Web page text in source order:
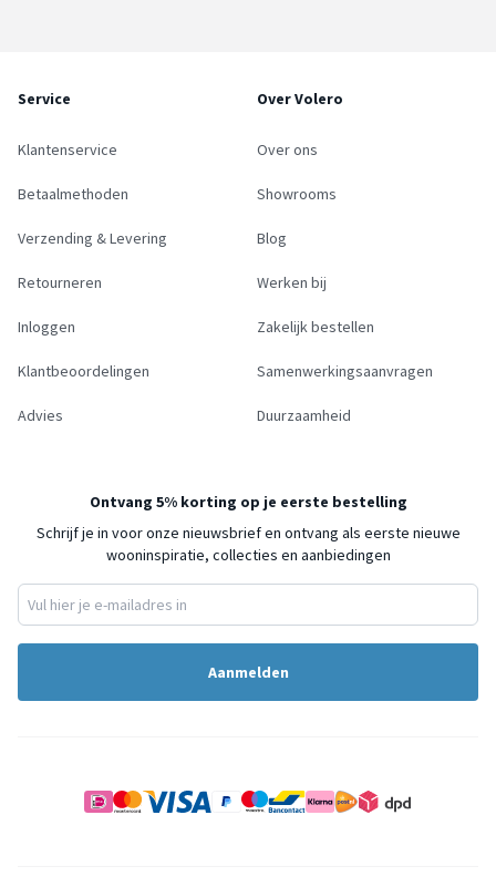
Service
Klantenservice
Betaalmethoden
Verzending & Levering
Retourneren
Inloggen
Klantbeoordelingen
Advies
Over Volero
Over ons
Showrooms
Blog
Werken bij
Zakelijk bestellen
Samenwerkingsaanvragen
Duurzaamheid
Ontvang 5% korting op je eerste bestelling
Schrijf je in voor onze nieuwsbrief en ontvang als eerste nieuwe
wooninspiratie, collecties en aanbiedingen
Aanmelden